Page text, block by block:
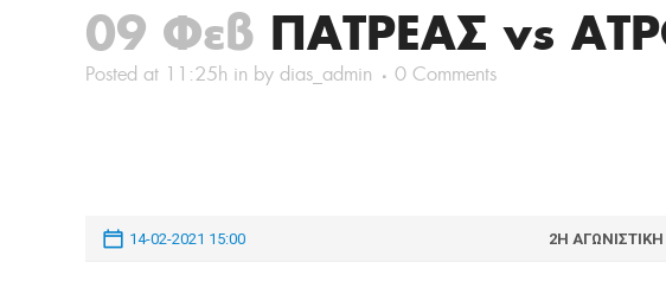
09 Φεβ ΠΑΤΡΕΑΣ vs
Posted at 11:25h in by dias_admin 0 Comments
14-02-2021 15:00 2Η ΑΓΩΝΙΣΤΙΚΉ